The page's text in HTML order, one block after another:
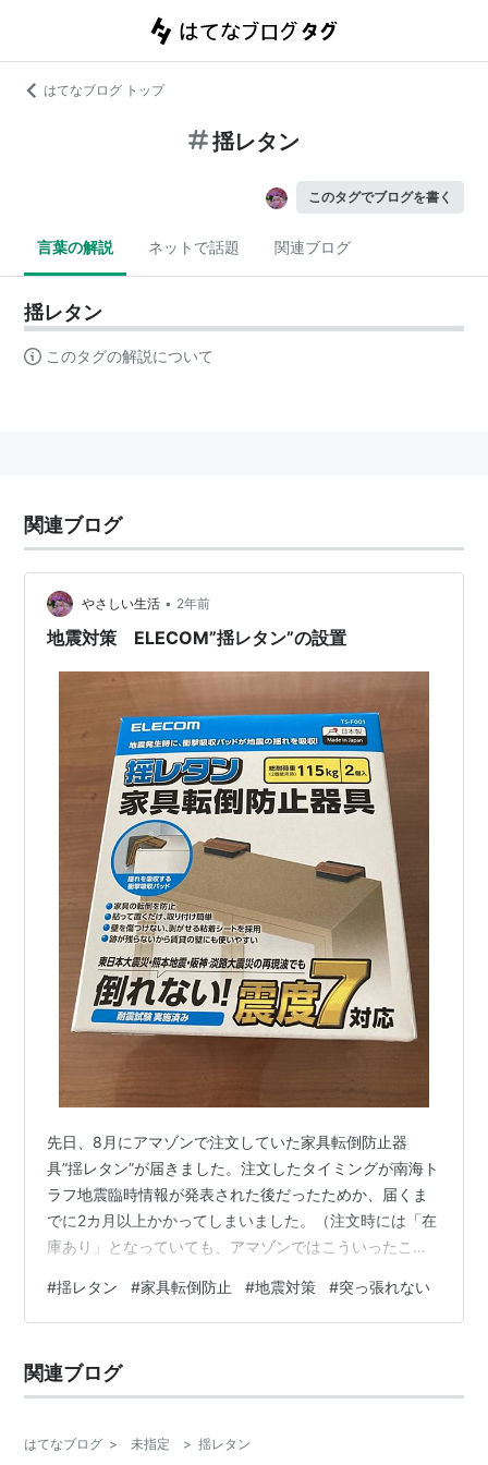
はてなブログ トップ
揺レタン
このタグでブログを書く
言葉の解説 ネットで話題 関連ブログ
揺レタン
このタグの解説について
関連ブログ
やさしい生活 • 2年前
地震対策 ELECOM”揺レタン”の設置
先日、8月にアマゾンで注文していた家具転倒防止器
具”揺レタン”が届きました。注文したタイミングが南海ト
ラフ地震臨時情報が発表された後だったためか、届くま
でに2カ月以上かかってしまいました。（注文時には「在
庫あり」となっていても、アマゾンではこういったこと
っ張り棒での固定ができない場所に”揺レタン”を設置 ”揺
レタン”の大きさと設置可能な壁材 設置方法 突っ張り棒
は、寝室のベッドの横に、高さのある棚を設置していま
す。エアコンと干渉してしまい、突っ張り棒での家具固
#揺レタン #家具転倒防止 #地震対策 #突っ張れない
関連ブログ
はてなブログ > 未指定 > 揺レタン